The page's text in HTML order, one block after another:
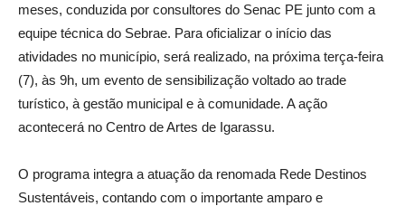
meses, conduzida por consultores do Senac PE junto com a
equipe técnica do Sebrae. Para oficializar o início das
atividades no município, será realizado, na próxima terça-feira
(7), às 9h, um evento de sensibilização voltado ao trade
turístico, à gestão municipal e à comunidade. A ação
acontecerá no Centro de Artes de Igarassu.
O programa integra a atuação da renomada Rede Destinos
Sustentáveis, contando com o importante amparo e